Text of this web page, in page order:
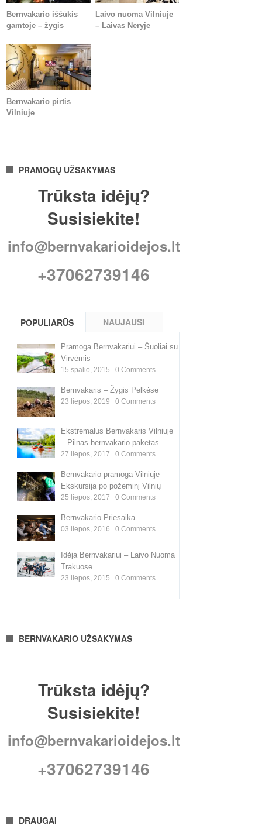
Bernvakario iššūkis
gamtoje – žygis
Laivo nuoma Vilniuje
– Laivas Neryje
Bernvakario pirtis
Vilniuje
PRAMOGŲ UŽSAKYMAS
Trūksta idėjų?
Susisiekite!
info@bernvakarioidejos.lt
+37062739146
POPULIARŪS
PASIŪLYMAI
NAUJAUSI
PASIŪLYMAI
Pramoga Bernvakariui – Šuoliai su
Virvėmis
15 spalio, 2015 0 Comments
Bernvakaris – Žygis Pelkėse
23 liepos, 2019 0 Comments
Ekstremalus Bernvakaris Vilniuje
– Pilnas bernvakario paketas
27 liepos, 2017 0 Comments
Bernvakario pramoga Vilniuje –
Ekskursija po požeminį Vilnių
25 liepos, 2017 0 Comments
Bernvakario Priesaika
03 liepos, 2016 0 Comments
Idėja Bernvakariui – Laivo Nuoma
Trakuose
23 liepos, 2015 0 Comments
BERNVAKARIO UŽSAKYMAS
Trūksta idėjų?
Susisiekite!
info@bernvakarioidejos.lt
+37062739146
DRAUGAI